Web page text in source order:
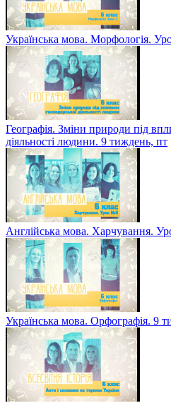
Українська мова. Морфологія.
Географія. Зміни природи під
діяльності людини. 9 тиждень, пт
Англійська мова. Харчування.
Українська мова. Орфографія. 9